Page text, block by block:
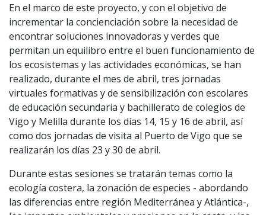
En el marco de este proyecto, y con el objetivo de
incrementar la concienciación sobre la necesidad de
encontrar soluciones innovadoras y verdes que
permitan un equilibro entre el buen funcionamiento de
los ecosistemas y las actividades económicas, se han
realizado, durante el mes de abril, tres jornadas
virtuales formativas y de sensibilización con escolares
de educación secundaria y bachillerato de colegios de
Vigo y Melilla durante los días 14, 15 y 16 de abril, así
como dos jornadas de visita al Puerto de Vigo que se
realizarán los días 23 y 30 de abril.
Durante estas sesiones se tratarán temas como la
ecología costera, la zonación de especies - abordando
las diferencias entre región Mediterránea y Atlántica-,